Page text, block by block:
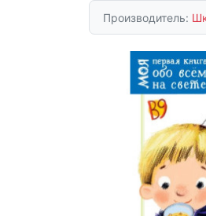
Производитель: